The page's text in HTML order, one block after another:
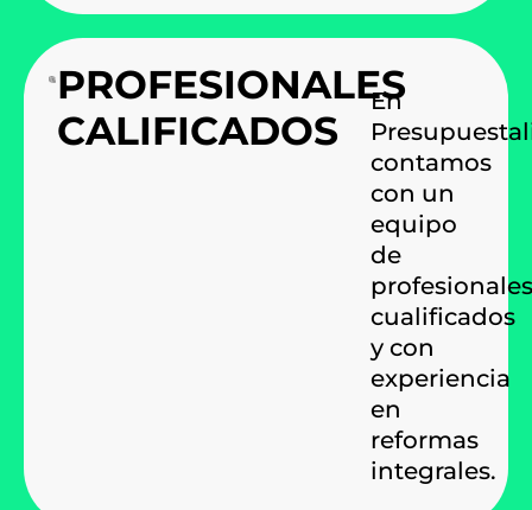
PROFESIONALES
CALIFICADOS
En
contamos
con un
equipo
de
cualificados
y con
experiencia
en
reformas
integrales.